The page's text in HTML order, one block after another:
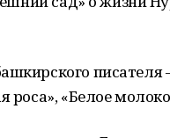
роса», «Белое